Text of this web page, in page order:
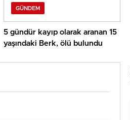
GÜNDEM
5 gündür kayıp olarak aranan 15
yaşındaki Berk, ölü bulundu